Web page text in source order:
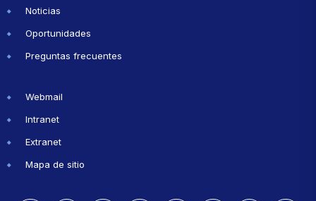
Noticias
Oportunidades
Preguntas frecuentes
Webmail
Intranet
Extranet
Mapa de sitio